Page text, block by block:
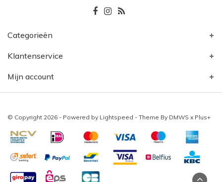
Categorieën
Klantenservice
Mijn account
© Copyright 2026 - Powered by Lightspeed - Theme By DMWS x Plus+